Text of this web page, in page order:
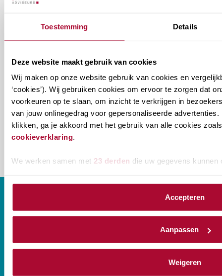
Toestemming Details
Deze website maakt gebruik van cookies
Wij maken op onze website gebruik van cookies en
‘cookies’). Wij gebruiken cookies om ervoor te zorgen dat
voorkeuren op te slaan, om inzicht te verkrijgen in
van jouw onlinegedrag voor gepersonaliseerde advertenties.
klikken, ga je akkoord met het gebruik van alle cookies
cookieverklaring.
We werken samen met 23 derden die uw gegevens kunnen
Accepteren
Aanpassen
Weigeren
naam@bedrijf.nl
Welke
nieuwsbrieven
zou
ontvangen?